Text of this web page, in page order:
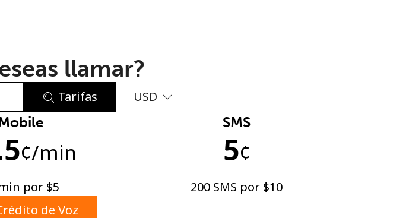
se ha creado una contraseña
una minúscula
llamar?
Tarifas USD
¢/min
por ⁦$5⁩
SMS
5¢
200 SMS por ⁦$10⁩
de Voz